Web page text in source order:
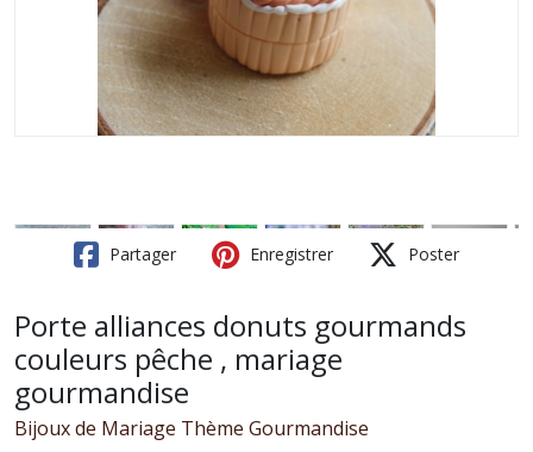
Partager Enregistrer Poster
Porte alliances donuts gourmands
couleurs pêche , mariage
gourmandise
Bijoux de Mariage Thème Gourmandise